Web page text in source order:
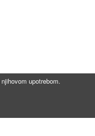
upotrebom.
Brzi linkovi